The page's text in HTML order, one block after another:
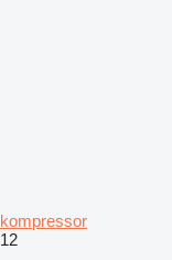
kompressor
12